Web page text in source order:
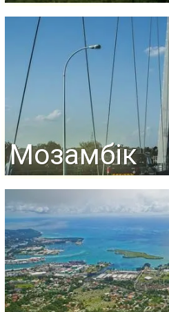
Мозамбік